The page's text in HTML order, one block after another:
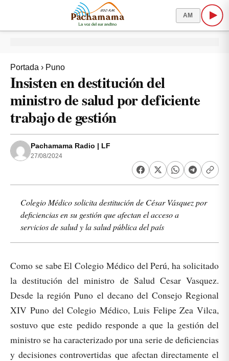
AM
Portada › Puno
Insisten en destitución del
ministro de salud por deficiente
trabajo de gestión
Pachamama Radio | LF
27/08/2024
Colegio Médico solicita destitución de César Vásquez por
deficiencias en su gestión que afectan el acceso a
servicios de salud y la salud pública del país
Como se sabe El Colegio Médico del Perú, ha solicitado
la destitución del ministro de Salud Cesar Vasquez.
Desde la región Puno el decano del Consejo Regional
XIV Puno del Colegio Médico, Luis Felipe Zea Vilca,
sostuvo que este pedido responde a que la gestión del
ministro se ha caracterizado por una serie de deficiencias
y decisiones controvertidas que afectan directamente el